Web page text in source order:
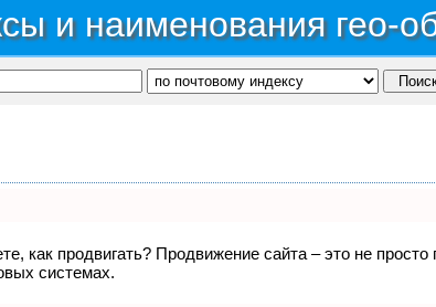
и наименования гео-
как продвигать? Продвижение сайта – это не
системах.